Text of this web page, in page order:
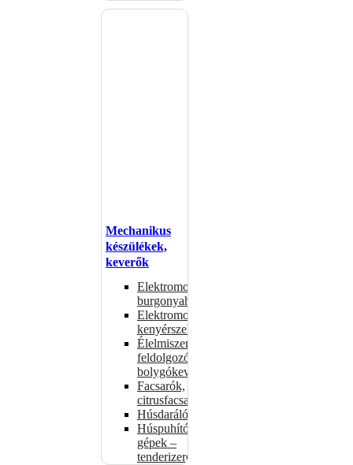
Mechanikus
készülékek,
keverők
Elektromos
burgonyahámozók
Elektromos
kenyérszeletelők
Élelmiszer-
feldolgozók –
bolygókeverők
Facsarók,
citrusfacsarók
Húsdarálók
Húspuhító
gépek –
tenderizerek